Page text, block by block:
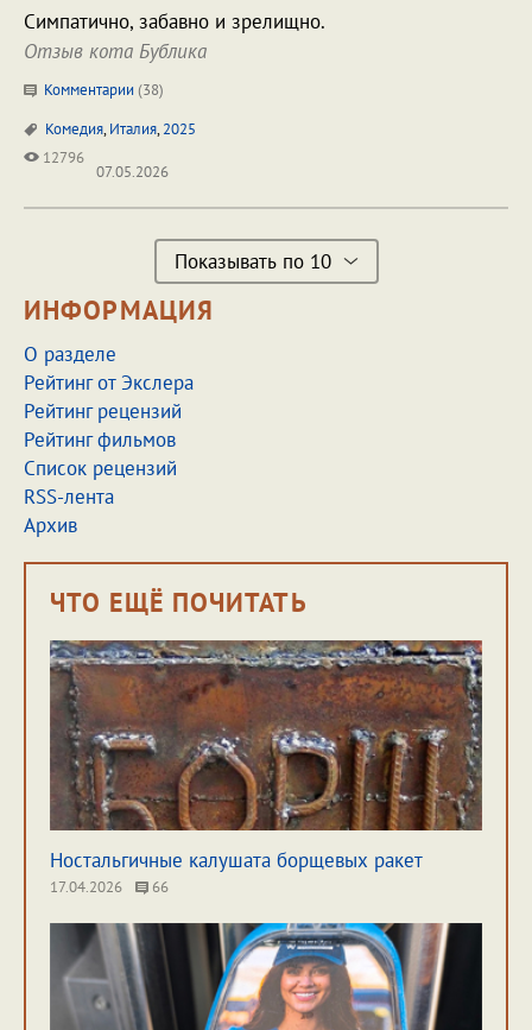
Симпатично, забавно и зрелищно.
Отзыв кота Бублика
Комментарии (38)
Комедия,Италия,2025
12796
07.05.2026
Показывать по 10
ИНФОРМАЦИЯ
О разделе
Рейтинг от Экслера
Рейтинг рецензий
Рейтинг фильмов
Список рецензий
RSS-лента
Архив
ЧТО ЕЩЁ ПОЧИТАТЬ
Ностальгичные калушата борщевых ракет
17.04.2026 66